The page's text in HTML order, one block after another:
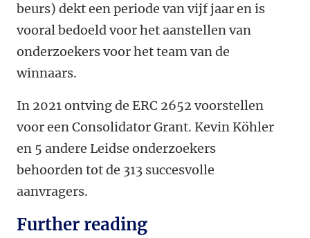
beurs) dekt een periode van vijf jaar en is
vooral bedoeld voor het aanstellen van
onderzoekers voor het team van de
winnaars.
In 2021 ontving de ERC 2652 voorstellen
voor een Consolidator Grant. Kevin Köhler
en 5 andere Leidse onderzoekers
behoorden tot de 313 succesvolle
aanvragers.
Further reading